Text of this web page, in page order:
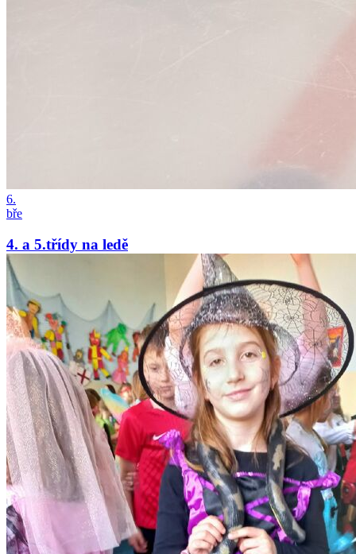
6.
bře
4. a 5.třídy na ledě